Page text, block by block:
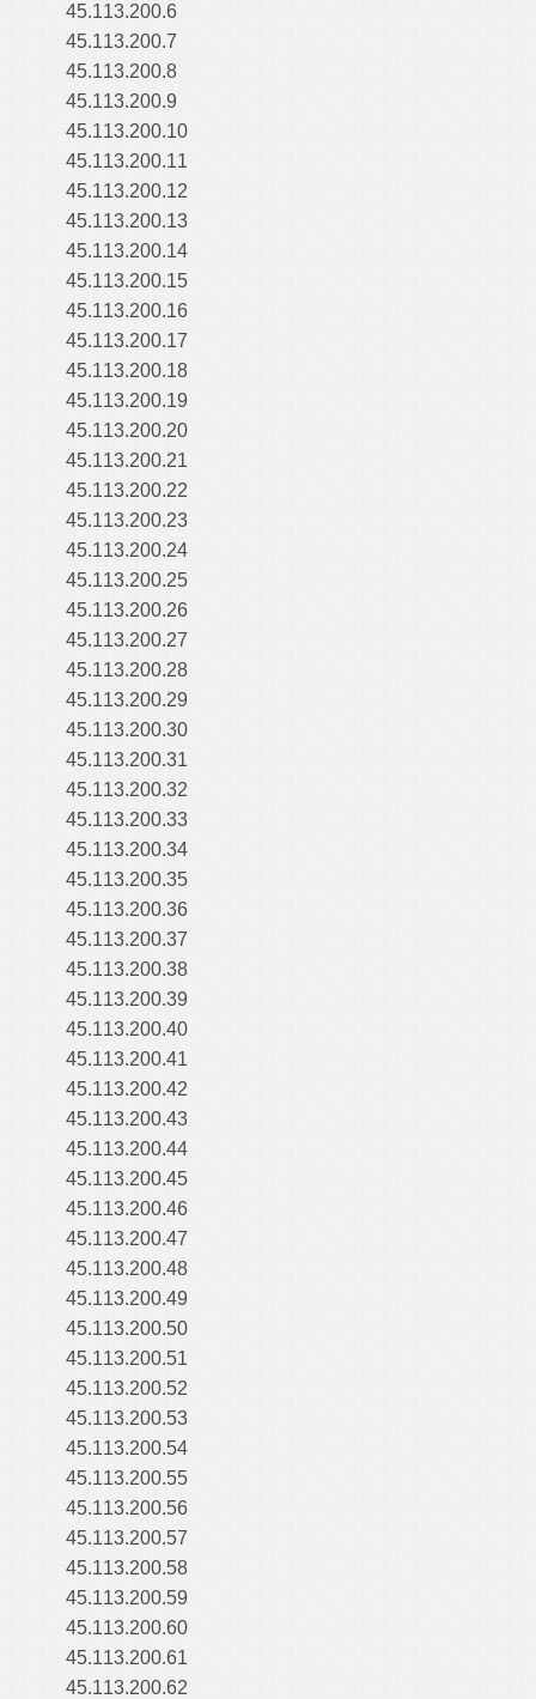
45.113.200.6
45.113.200.7
45.113.200.8
45.113.200.9
45.113.200.10
45.113.200.11
45.113.200.12
45.113.200.13
45.113.200.14
45.113.200.15
45.113.200.16
45.113.200.17
45.113.200.18
45.113.200.19
45.113.200.20
45.113.200.21
45.113.200.22
45.113.200.23
45.113.200.24
45.113.200.25
45.113.200.26
45.113.200.27
45.113.200.28
45.113.200.29
45.113.200.30
45.113.200.31
45.113.200.32
45.113.200.33
45.113.200.34
45.113.200.35
45.113.200.36
45.113.200.37
45.113.200.38
45.113.200.39
45.113.200.40
45.113.200.41
45.113.200.42
45.113.200.43
45.113.200.44
45.113.200.45
45.113.200.46
45.113.200.47
45.113.200.48
45.113.200.49
45.113.200.50
45.113.200.51
45.113.200.52
45.113.200.53
45.113.200.54
45.113.200.55
45.113.200.56
45.113.200.57
45.113.200.58
45.113.200.59
45.113.200.60
45.113.200.61
45.113.200.62